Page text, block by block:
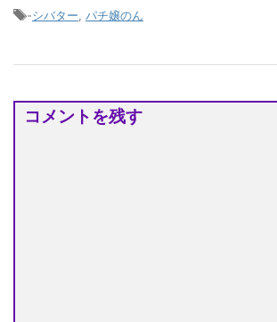
-シバター パチ嬢のん
コメントを残す